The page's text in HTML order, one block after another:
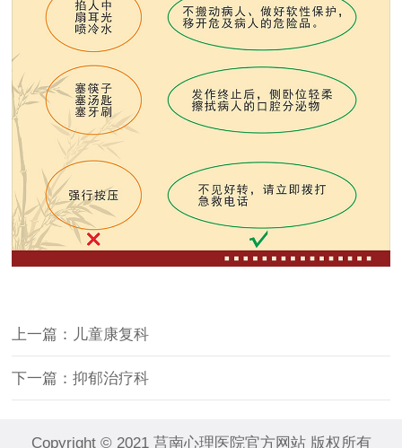
上一篇：儿童康复科
下一篇：抑郁治疗科
Copyright © 2021 莒南心理医院官方网站 版权所有